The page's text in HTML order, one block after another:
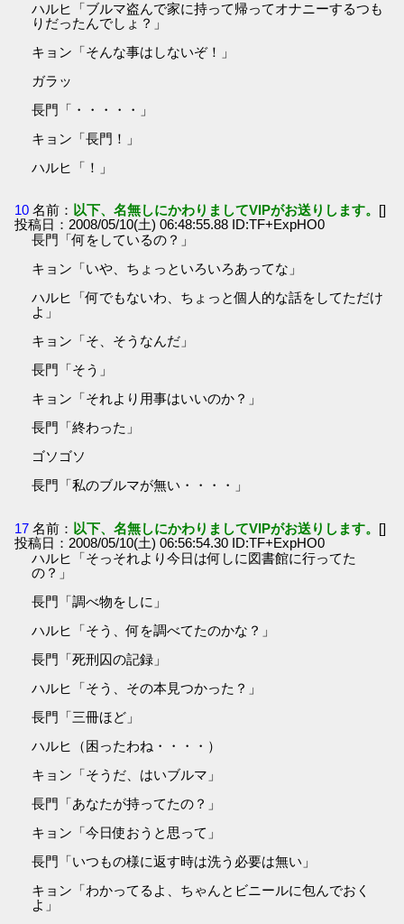
ハルヒ「ブルマ盗んで家に持って帰ってオナニーするつも
りだったんでしょ？」
キョン「そんな事はしないぞ！」
ガラッ
長門「・・・・・」
キョン「長門！」
ハルヒ「！」
10 名前： 以下、名無しにかわりましてVIPがお送りします。 []
投稿日：2008/05/10(土) 06:48:55.88 ID:TF+ExpHO0
長門「何をしているの？」
キョン「いや、ちょっといろいろあってな」
ハルヒ「何でもないわ、ちょっと個人的な話をしてただけ
よ」
キョン「そ、そうなんだ」
長門「そう」
キョン「それより用事はいいのか？」
長門「終わった」
ゴソゴソ
長門「私のブルマが無い・・・・」
17 名前： 以下、名無しにかわりましてVIPがお送りします。 []
投稿日：2008/05/10(土) 06:56:54.30 ID:TF+ExpHO0
ハルヒ「そっそれより今日は何しに図書館に行ってた
の？」
長門「調べ物をしに」
ハルヒ「そう、何を調べてたのかな？」
長門「死刑囚の記録」
ハルヒ「そう、その本見つかった？」
長門「三冊ほど」
ハルヒ（困ったわね・・・・）
キョン「そうだ、はいブルマ」
長門「あなたが持ってたの？」
キョン「今日使おうと思って」
長門「いつもの様に返す時は洗う必要は無い」
キョン「わかってるよ、ちゃんとビニールに包んでおく
よ」